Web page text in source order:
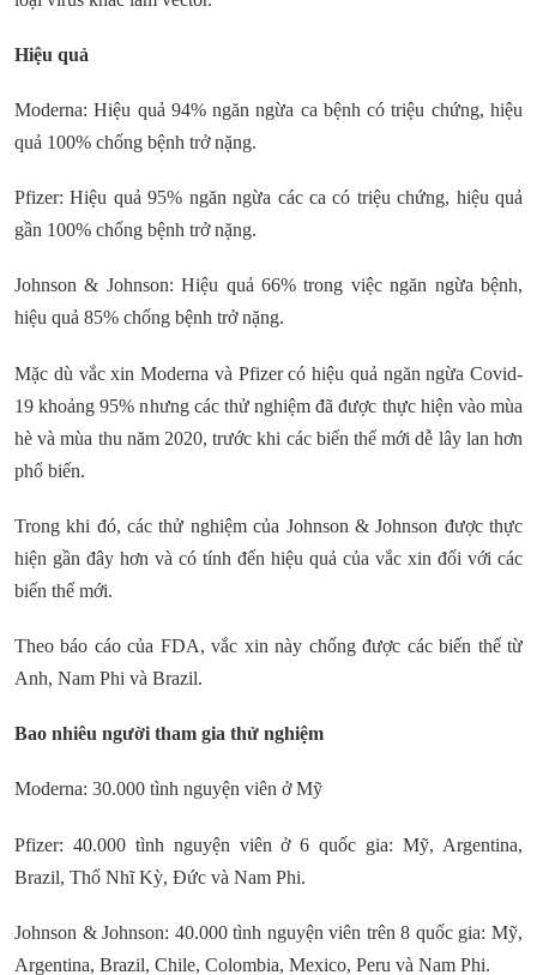
Hiệu quả
Moderna: Hiệu quả 94% ngăn ngừa ca bệnh có triệu chứng, hiệu
quả 100% chống bệnh trở nặng.
Pfizer: Hiệu quả 95% ngăn ngừa các ca có triệu chứng, hiệu quả
gần 100% chống bệnh trở nặng.
Johnson & Johnson: Hiệu quả 66% trong việc ngăn ngừa bệnh,
hiệu quả 85% chống bệnh trở nặng.
Mặc dù vắc xin Moderna và Pfizer có hiệu quả ngăn ngừa Covid-
19 khoảng 95% nhưng các thử nghiệm đã được thực hiện vào mùa
hè và mùa thu năm 2020, trước khi các biến thể mới dễ lây lan hơn
phổ biến.
Trong khi đó, các thử nghiệm của Johnson & Johnson được thực
hiện gần đây hơn và có tính đến hiệu quả của vắc xin đối với các
biến thể mới.
Theo báo cáo của FDA, vắc xin này chống được các biến thể từ
Anh, Nam Phi và Brazil.
Bao nhiêu người tham gia thử nghiệm
Moderna: 30.000 tình nguyện viên ở Mỹ
Pfizer: 40.000 tình nguyện viên ở 6 quốc gia: Mỹ, Argentina,
Brazil, Thổ Nhĩ Kỳ, Đức và Nam Phi.
Johnson & Johnson: 40.000 tình nguyện viên trên 8 quốc gia: Mỹ,
Argentina, Brazil, Chile, Colombia, Mexico, Peru và Nam Phi.